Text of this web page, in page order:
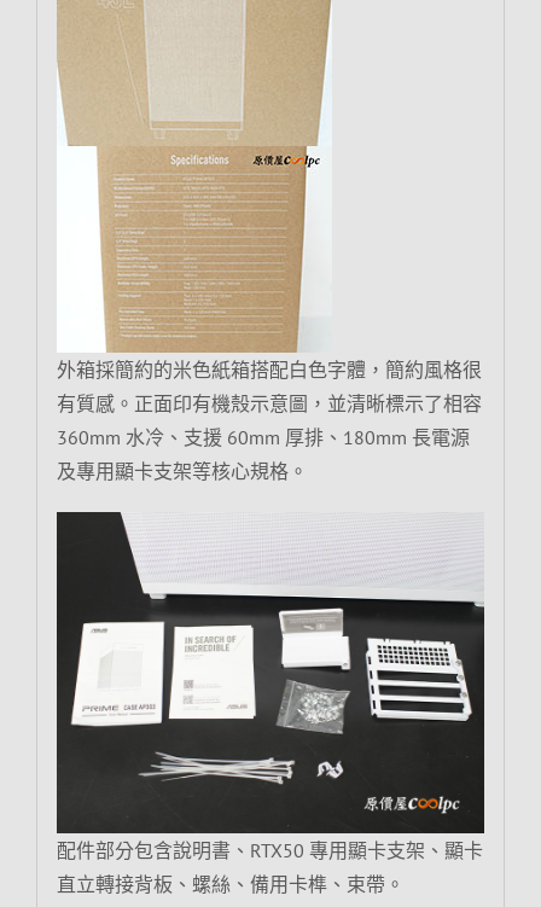
外箱採簡約的米色紙箱搭配白色字體，簡約風格很
有質感。正面印有機殼示意圖，並清晰標示了相容
360mm 水冷、支援 60mm 厚排、180mm 長電源
及專用顯卡支架等核心規格。
配件部分包含說明書、RTX50 專用顯卡支架、顯卡
直立轉接背板、螺絲、備用卡榫、束帶。